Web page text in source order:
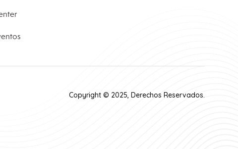
Copyright © 2025, Derechos Reservados.